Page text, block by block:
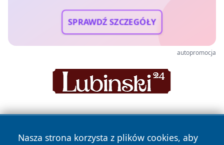
SPRAWDŹ SZCZEGÓŁY
autopromocja
Nasza strona korzysta z plików cookies, aby